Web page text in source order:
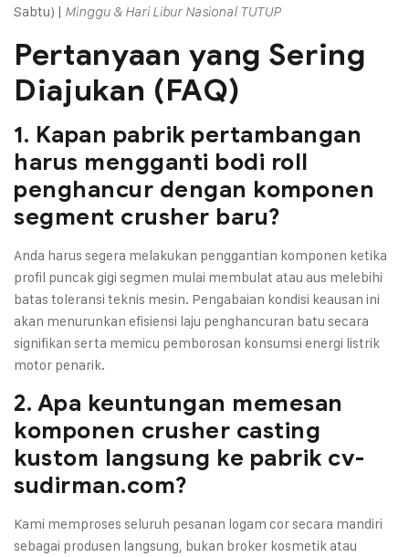
Sabtu) | Minggu & Hari Libur Nasional TUTUP
Pertanyaan yang Sering
Diajukan (FAQ)
1. Kapan pabrik pertambangan
harus mengganti bodi roll
penghancur dengan komponen
segment crusher baru?
Anda harus segera melakukan penggantian komponen ketika
profil puncak gigi segmen mulai membulat atau aus melebihi
batas toleransi teknis mesin. Pengabaian kondisi keausan ini
akan menurunkan efisiensi laju penghancuran batu secara
signifikan serta memicu pemborosan konsumsi energi listrik
motor penarik.
2. Apa keuntungan memesan
komponen crusher casting
kustom langsung ke pabrik cv-
sudirman.com?
Kami memproses seluruh pesanan logam cor secara mandiri
sebagai produsen langsung, bukan broker kosmetik atau